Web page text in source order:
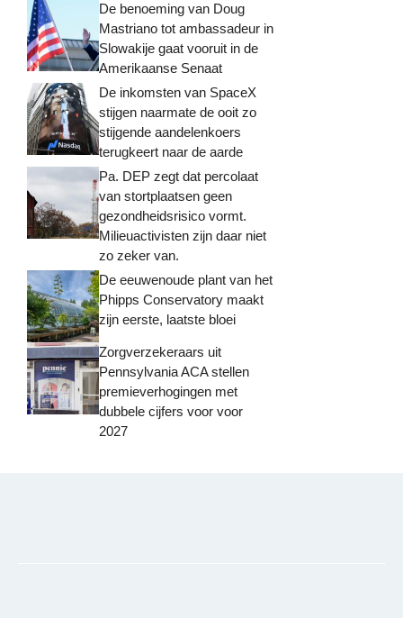
De benoeming van Doug
Mastriano tot ambassadeur in
Slowakije gaat vooruit in de
Amerikaanse Senaat
De inkomsten van SpaceX
stijgen naarmate de ooit zo
stijgende aandelenkoers
terugkeert naar de aarde
Pa. DEP zegt dat percolaat
van stortplaatsen geen
gezondheidsrisico vormt.
Milieuactivisten zijn daar niet
zo zeker van.
De eeuwenoude plant van het
Phipps Conservatory maakt
zijn eerste, laatste bloei
Zorgverzekeraars uit
Pennsylvania ACA stellen
premieverhogingen met
dubbele cijfers voor voor
2027